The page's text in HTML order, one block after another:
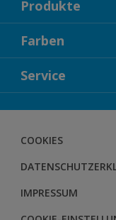
Produkte
FASSADENFARBEN
INNENFARBEN
LACKE
BODENSYSTEM
Farben
KOLLEKTIONEN
FARBTRENDS
FARBBERATUNG
Service
HERBOL
SCHULUNGEN
COOKIES
IMPRESSUM